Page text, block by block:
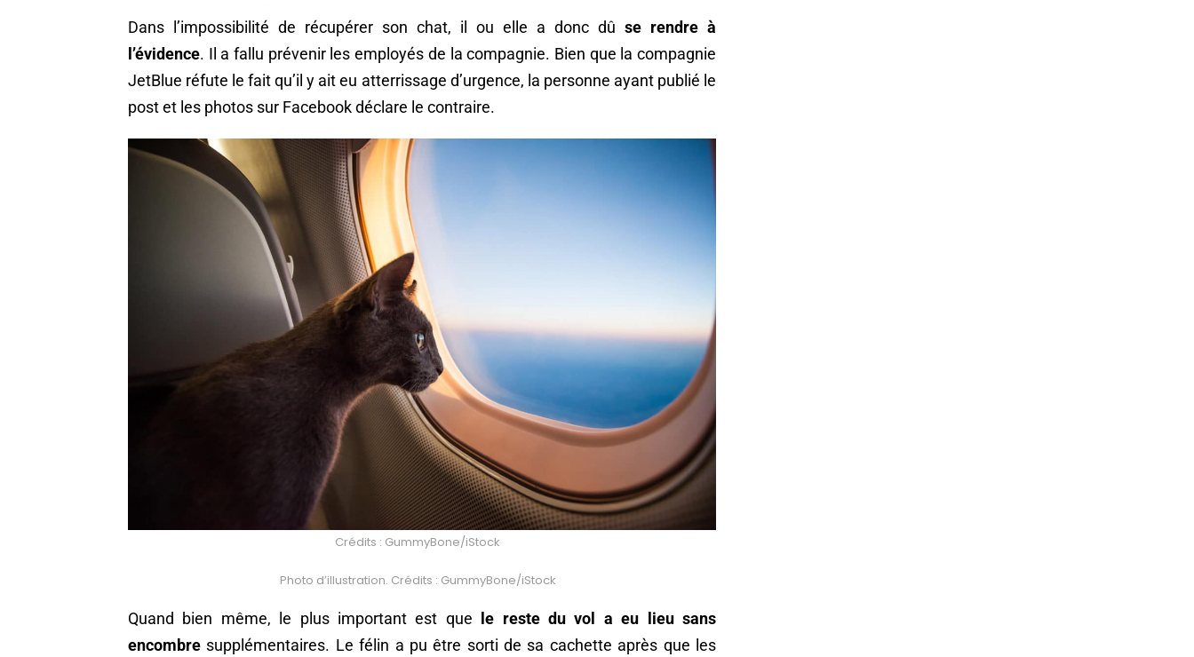
Dans l’impossibilité de récupérer son chat, il ou elle a donc dû se rendre à
l’évidence. Il a fallu prévenir les employés de la compagnie. Bien que la compagnie
JetBlue réfute le fait qu’il y ait eu atterrissage d’urgence, la personne ayant publié le
post et les photos sur Facebook déclare le contraire.
Crédits : GummyBone/iStock
Photo d’illustration. Crédits : GummyBone/iStock
Quand bien même, le plus important est que le reste du vol a eu lieu sans
encombre supplémentaires. Le félin a pu être sorti de sa cachette après que les